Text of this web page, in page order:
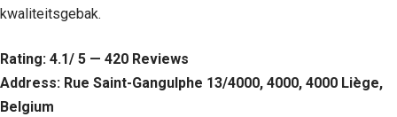
kwaliteitsgebak.
Rating: 4.1/ 5 — 420 Reviews
Address: Rue Saint-Gangulphe 13/4000, 4000, 4000 Liège,
Belgium